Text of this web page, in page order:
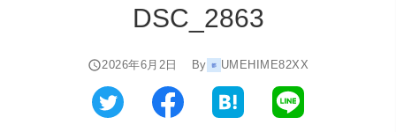
DSC_2863
2026年6月2日 By UMEHIME82XX